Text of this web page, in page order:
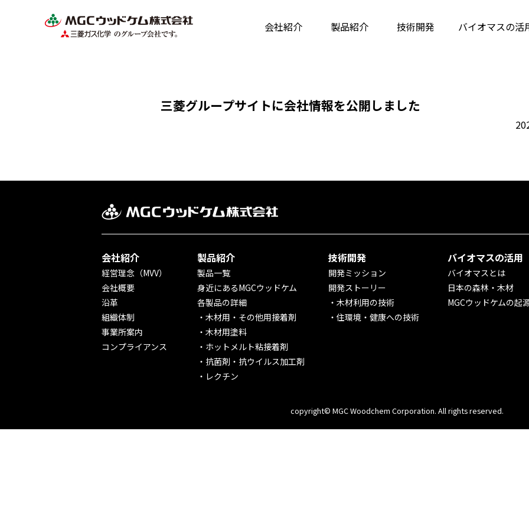
会社紹介 製品紹介 技術開発 バイオマスの活
三菱グループサイトに会社情報を公開しました
会社紹介
経営理念（MVV）
会社概要
沿革
組織体制
事業所案内
コンプライアンス
製品紹介
製品一覧
身近にあるMGCウッドケム
各製品の詳細
木材用・その他用接着剤
木材用塗料
ホットメルト粘接着剤
抗菌剤・抗ウイルス加工剤
レクチン
技術開発
開発ミッション
開発ストーリー
木材利用の技術
住環境・健康への技術
バイオマスの活用
バイオマスとは
日本の森林・木材
MGCウッドケムの起
copyright© MGC Woodchem Corporation. All rights reserved.